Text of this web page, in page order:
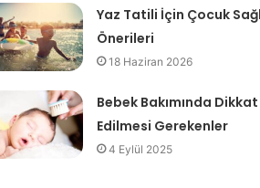
Yaz Tatili İçin Çocuk
Önerileri
18 Haziran 2026
Bebek Bakımında Dikkat
Edilmesi Gerekenler
4 Eylül 2025